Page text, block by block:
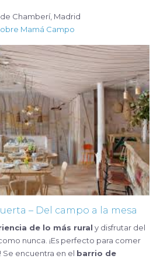
Chamberí, Madrid
Mamá Campo
– Del campo a la mesa
de lo más rural y disfrutar del
nunca. ¡Es perfecto para comer
Se encuentra en el barrio de